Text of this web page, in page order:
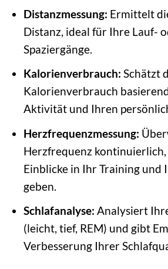
Distanzmessung: Ermittelt
Distanz, ideal für Ihre Lauf-
Spaziergänge.
Kalorienverbrauch: Schätzt
Kalorienverbrauch
Aktivität und Ihren
Herzfrequenzmessung:
Herzfrequenz kontinuierlich,
Einblicke in Ihr Training und
geben.
Schlafanalyse: Analysiert
(leicht, tief, REM) und gibt
Verbesserung Ihrer